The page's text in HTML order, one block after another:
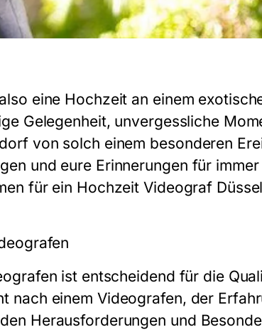
eine Hochzeit an einem
Gelegenheit, unvergessliche
von solch einem besonderen
und eure Erinnerungen für
für ein Hochzeit Videograf
ist entscheidend für die
nach einem Videografen, der
Herausforderungen und